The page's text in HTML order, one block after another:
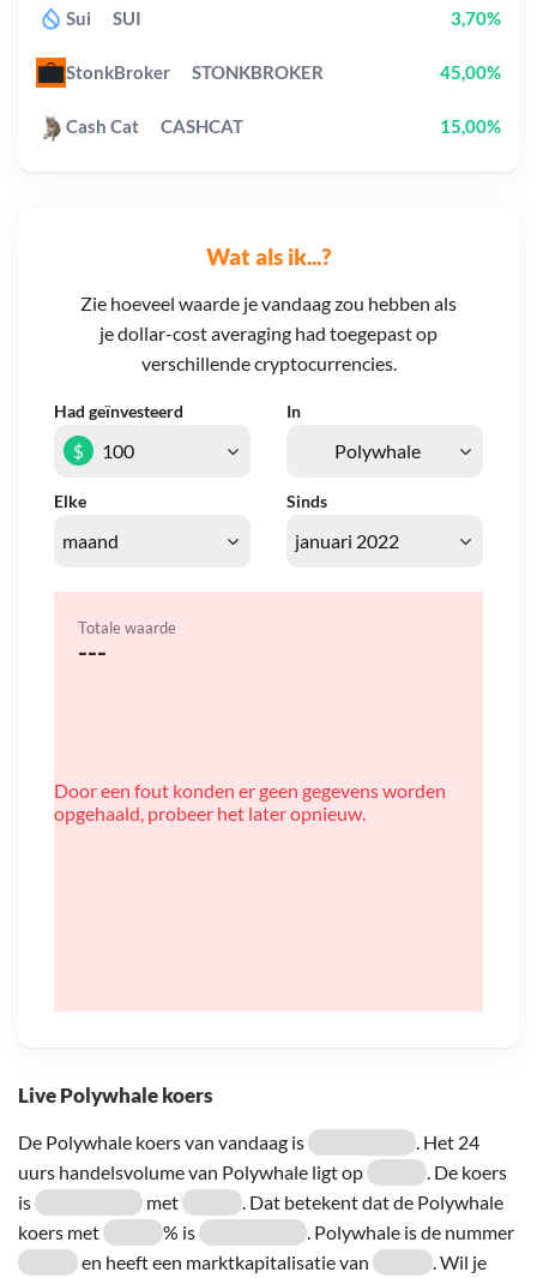
Live Polywhale koers
De Polywhale koers van vandaag is
. Het 24
uurs handelsvolume van Polywhale ligt op
. De koers
is
met
. Dat betekent dat de Polywhale
koers met
% is
. Polywhale is de nummer
en heeft een marktkapitalisatie van
. Wil je
Wat als ik...?
Zie hoeveel waarde je vandaag zou hebben als
je dollar-cost averaging had toegepast op
verschillende cryptocurrencies.
Had geïnvesteerd In
Elke Sinds
$
Totale waarde
---
Door een fout konden er geen gegevens worden
opgehaald, probeer het later opnieuw.
Sui SUI 3,70%
StonkBroker STONKBROKER 45,00%
Cash Cat CASHCAT 15,00%